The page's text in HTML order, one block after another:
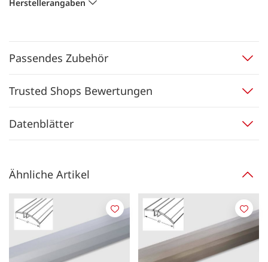
Herstellerangaben
Passendes Zubehör
Trusted Shops Bewertungen
Datenblätter
Ähnliche Artikel
Merken